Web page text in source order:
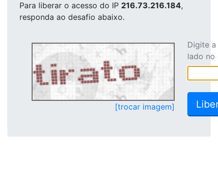
Para liberar o acesso do IP 216.73.216.184,
responda ao desafio abaixo.
[trocar imagem]
Digite
lado no